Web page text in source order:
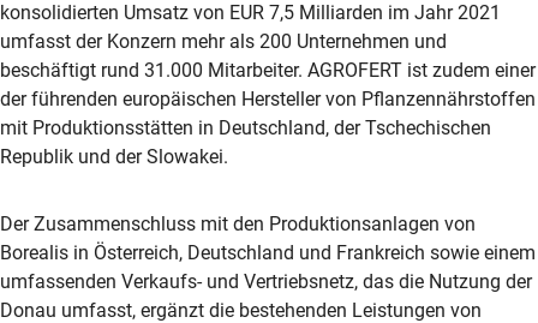
konsolidierten Umsatz von EUR 7,5 Milliarden im Jahr 2021
umfasst der Konzern mehr als 200 Unternehmen und
beschäftigt rund 31.000 Mitarbeiter. AGROFERT ist zudem einer
der führenden europäischen Hersteller von Pflanzennährstoffen
mit Produktionsstätten in Deutschland, der Tschechischen
Republik und der Slowakei.
Der Zusammenschluss mit den Produktionsanlagen von
Borealis in Österreich, Deutschland und Frankreich sowie einem
umfassenden Verkaufs- und Vertriebsnetz, das die Nutzung der
Donau umfasst, ergänzt die bestehenden Leistungen von